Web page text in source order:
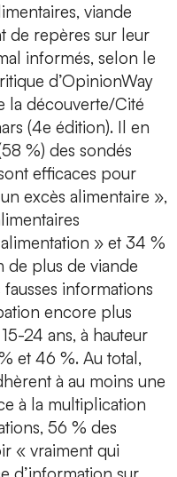
viande
de repères sur leur
informés, selon le
d’OpinionWay
la découverte/Cité
(4e édition). Il en
%) des sondés
efficaces pour
excès alimentaire »,
» et 34 %
de plus de viande
informations
encore plus
24 ans, à hauteur
et 46 %. Au total,
à au moins une
à la multiplication
56 % des
« vraiment qui